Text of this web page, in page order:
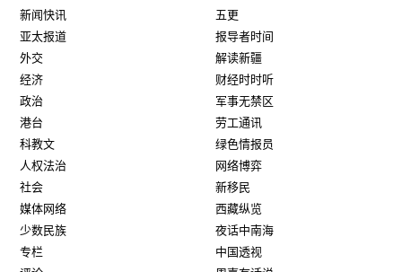
新闻快讯
亚太报道
外交
经济
政治
港台
科教文
人权法治
社会
媒体网络
少数民族
专栏
五更
报导者时间
解读新疆
财经时时听
军事无禁区
劳工通讯
绿色情报员
网络博弈
新移民
西藏纵览
夜话中南海
中国透视